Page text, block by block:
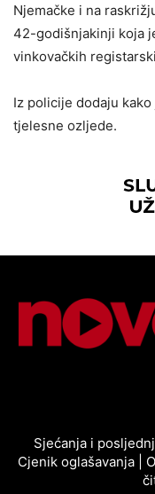
Njemačke i na
42-godišnjakinji koja
vinkovačkih
Iz policije dodaju
tjelesne ozljede.
Sjećanja i
Cjenik oglašavanja|